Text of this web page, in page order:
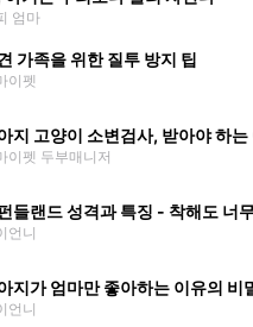
엄마
가족을 위한 질투 방지 팁
이펫
지 고양이 소변검사, 받아야 하
이펫 두부매니저
들랜드 성격과 특징 - 착해도 너
언니
지가 엄마만 좋아하는 이유의 비
언니